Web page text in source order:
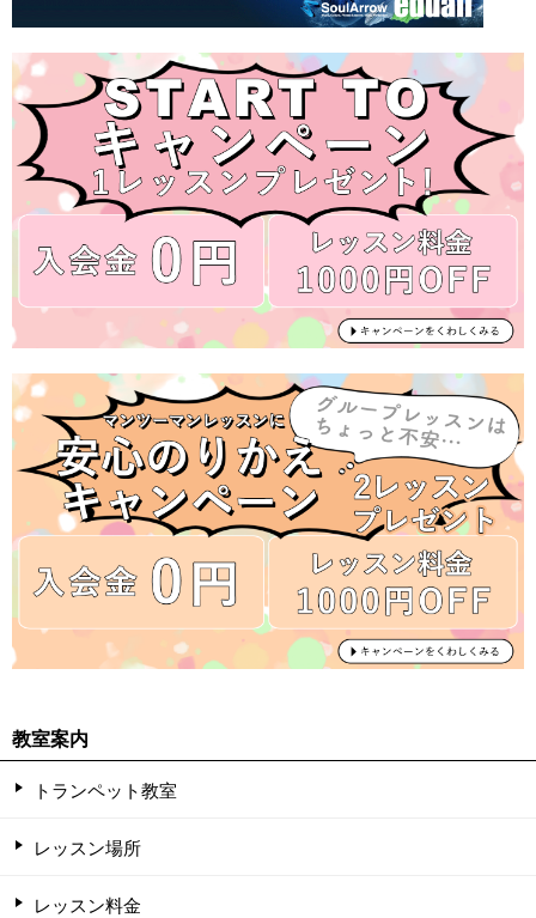
教室案内
トランペット教室
レッスン場所
レッスン料金